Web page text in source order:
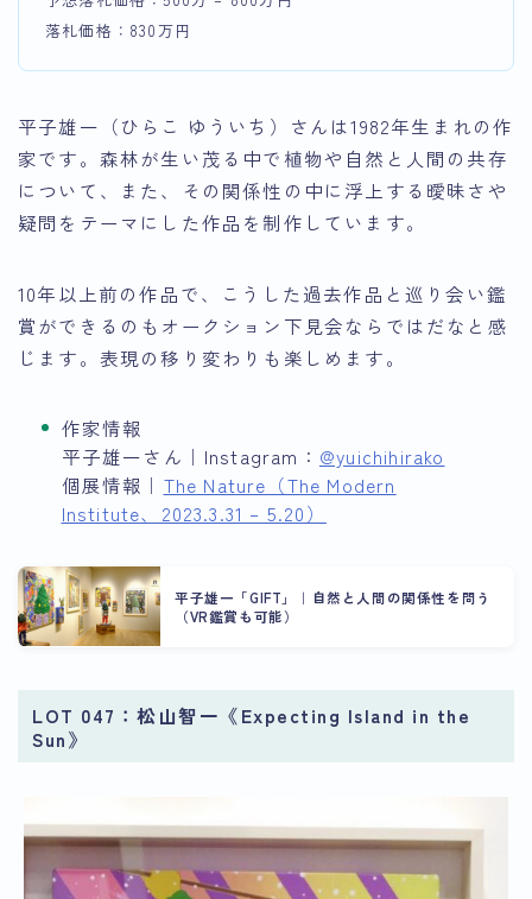
落札価格：830万円
平子雄一（ひらこ ゆういち）さんは1982年生まれの作
家です。森林が生い茂る中で植物や自然と人間の共存
について、また、その関係性の中に浮上する曖昧さや
疑問をテーマにした作品を制作しています。
10年以上前の作品で、こうした過去作品と巡り会い鑑
賞ができるのもオークション下見会ならではだなと感
じます。表現の移り変わりも楽しめます。
作家情報
平子雄一さん｜Instagram： @yuichihirako
個展情報｜ The Nature（The Modern
Institute、2023.3.31 – 5.20）
平子雄一「GIFT」｜自然と人間の関係性を問う
（VR鑑賞も可能）
LOT 047：松山智一《Expecting Island in the
Sun》